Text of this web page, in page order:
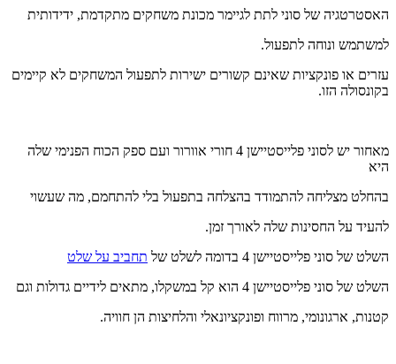
האסטרטגיה של סוני לתת לגיימר מכונת משחקים מתקדמת, ידידותית
למשתמש ונוחה לתפעול.
עזרים או פונקציות שאינם קשורים ישירות לתפעול המשחקים לא קיימים
בקונסולה הזו.
מאחור יש לסוני פלייסטיישן 4 חורי אוורור ועם ספק הכוח הפנימי שלה
היא
בהחלט מצליחה להתמודד בהצלחה בתפעול בלי להתחמם, מה שעשוי
להעיד על החסינות שלה לאורך זמן.
השלט של סוני פלייסטיישן 4 בדומה לשלט של
תחביב על שלט
השלט של סוני פלייסטיישן 4 הוא קל במשקלו, מתאים לידיים גדולות וגם
קטנות, ארגונומי, מרווח ופונקציונאלי והלחיצות הן חוויה.